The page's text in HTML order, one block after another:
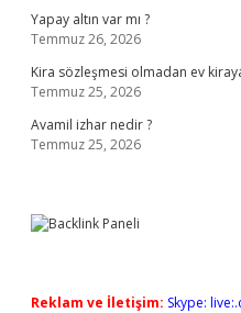
Yapay altın var mı ?
Temmuz 26, 2026
Kira sözleşmesi olmadan ev
Temmuz 25, 2026
Avamil izhar nedir ?
Temmuz 25, 2026
Reklam ve İletişim: Skype: